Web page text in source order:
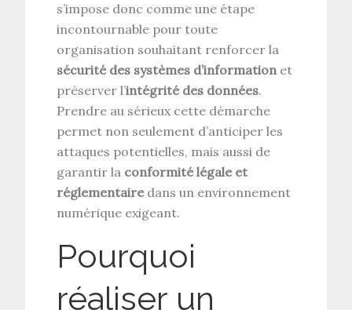
s’impose donc comme une étape
incontournable pour toute
organisation souhaitant renforcer la
sécurité des systèmes d’informationet
préserver l’intégrité des données.
Prendre au sérieux cette démarche
permet non seulement d’anticiper les
attaques potentielles, mais aussi de
garantir la conformité légale et
réglementairedans un environnement
numérique exigeant.
Pourquoi
réaliser un